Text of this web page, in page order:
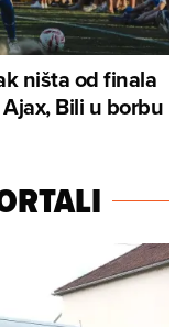
ništa od finala
Bili u borbu